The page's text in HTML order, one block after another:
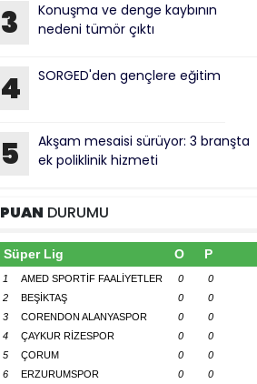
3
Konuşma ve denge kaybının
nedeni tümör çıktı
4 SORGED'den gençlere eğitim
5
Akşam mesaisi sürüyor: 3 branşta
ek poliklinik hizmeti
PUAN DURUMU
Süper Lig O P
1 AMED SPORTİF FAALİYETLER 0
0
2
BEŞİKTAŞ 0
0
3
CORENDON ALANYASPOR 0
0
4
ÇAYKUR RİZESPOR 0
0
5
ÇORUM 0
0
6
ERZURUMSPOR 0
0